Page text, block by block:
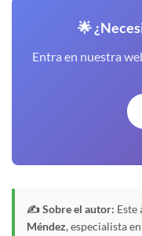
🌟
Entra en nuestra
✍️ Sobre el autor:
Méndez, especialista